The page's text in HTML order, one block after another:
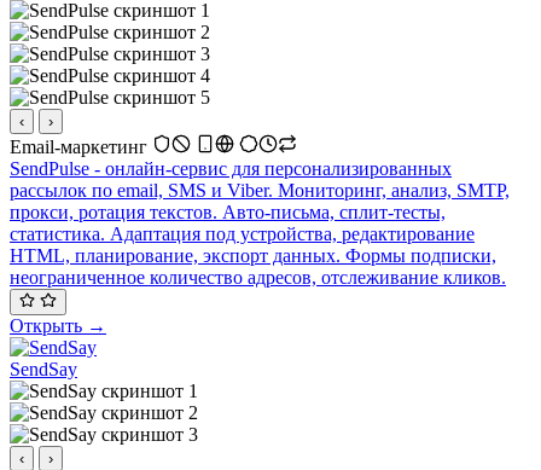
‹ ›
Email-маркетинг
SendPulse - онлайн-сервис для персонализированных
рассылок по email, SMS и Viber. Мониторинг, анализ, SMTP,
прокси, ротация текстов. Авто-письма, сплит-тесты,
статистика. Адаптация под устройства, редактирование
HTML, планирование, экспорт данных. Формы подписки,
неограниченное количество адресов, отслеживание кликов.
Открыть →
SendSay
‹ ›